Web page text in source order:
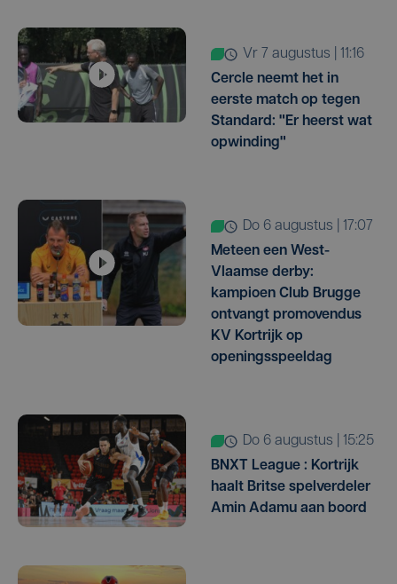
vr 7 augustus | 11:16
Cercle neemt het in
eerste match op tegen
Standard: "Er heerst wat
opwinding"
do 6 augustus | 17:07
Meteen een West-
Vlaamse derby:
kampioen Club Brugge
ontvangt promovendus
KV Kortrijk op
openingsspeeldag
do 6 augustus | 15:25
BNXT League : Kortrijk
haalt Britse spelverdeler
Amin Adamu aan boord